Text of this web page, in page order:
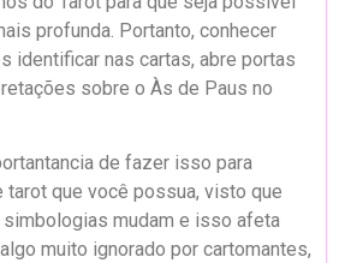
profunda. Portanto, conhecer
identificar nas cartas, abre portas
sobre o Às de Paus no
de fazer isso para
tarot que você possua, visto que
simbologias mudam e isso afeta
muito ignorado por cartomantes,